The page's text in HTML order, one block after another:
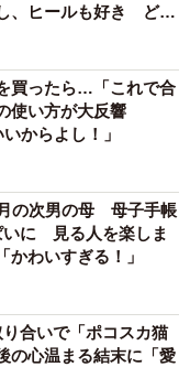
味違う涼味を楽し
、ヒールも好き どの
買ったら…「これで合
使い方が大反響
からよし！」
の次男の母 母子手帳
いに 見る人を楽しま
かわいすぎる！」
合いで「ポコスカ猫
心温まる結末に「愛